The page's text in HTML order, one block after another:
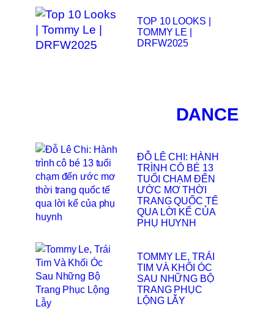
TOP 10 LOOKS |
TOMMY LE |
DRFW2025
DANCE
ĐỖ LÊ CHI: HÀNH
TRÌNH CÔ BÉ 13
TUỔI CHẠM ĐẾN
ƯỚC MƠ THỜI
TRANG QUỐC TẾ
QUA LỜI KỂ CỦA
PHỤ HUYNH
TOMMY LE, TRÁI
TIM VÀ KHỐI ÓC
SAU NHỮNG BỘ
TRANG PHỤC
LỘNG LẪY